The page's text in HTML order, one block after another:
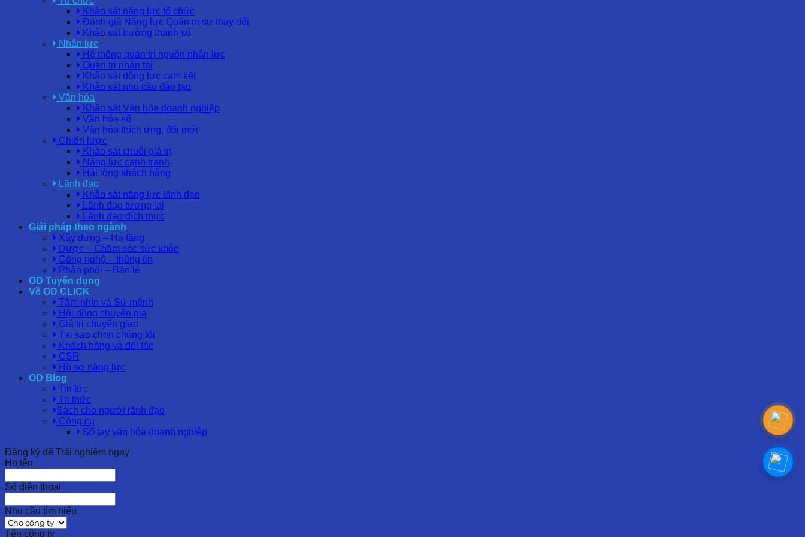
Khảo sát năng lực tổ chức
Đánh giá Năng lực Quản trị sự thay đổi
Khảo sát trưởng thành số
Nhân lực
Hệ thống quản trị nguồn nhân lực
Quản trị nhân tài
Khảo sát động lực cam kết
Khảo sát nhu cầu đào tạo
Văn hóa
Khảo sát Văn hóa doanh nghiệp
Văn hóa số
Văn hóa thích ứng, đổi mới
Chiến lược
Khảo sát chuỗi giá trị
Năng lực cạnh tranh
Hài lòng khách hàng
Lãnh đạo
Khảo sát năng lực lãnh đạo
Lãnh đạo tương lai
Lãnh đạo đích thực
Giải pháp theo ngành
Xây dựng – Hạ tầng
Dược – Chăm sóc sức khỏe
Công nghệ – thông tin
Phân phối – Bán lẻ
OD Tuyển dụng
Về OD CLICK
Tầm nhìn và Sứ mệnh
Hội đồng chuyên gia
Giá trị chuyển giao
Tại sao chọn chúng tôi
Khách hàng và đối tác
CSR
Hồ sơ năng lực
OD Blog
Tin tức
Tri thức
Sách cho người lãnh đạo
Công cụ
Sổ tay văn hóa doanh nghiệp
Đăng ký để Trải nghiệm ngay
Họ tên
Số điện thoại
Nhu cầu tìm hiểu
Tên công ty